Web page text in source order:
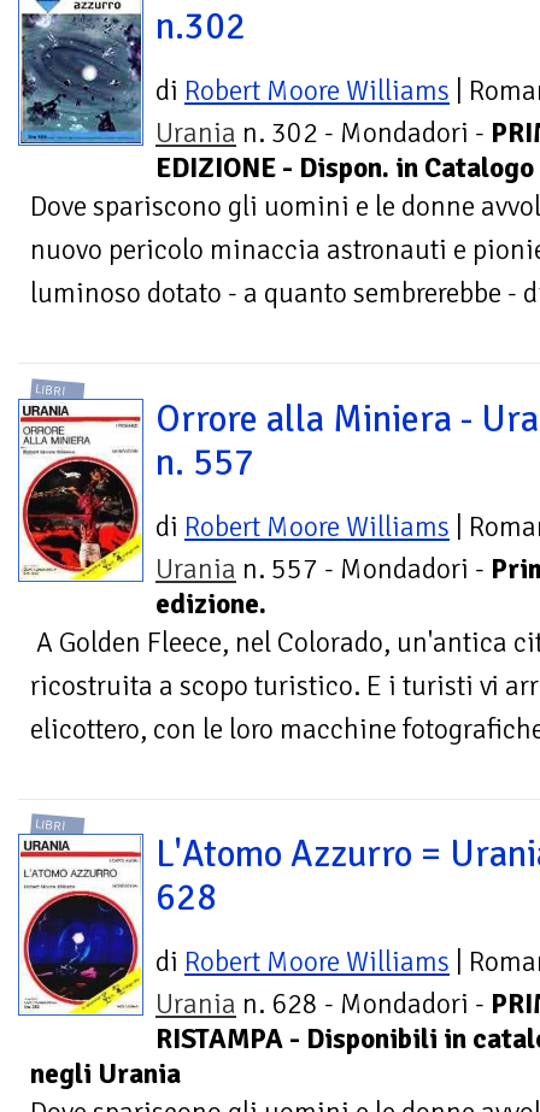
n.302
di Robert Moore Williams |
Urania n. 302 - Mondadori -
EDIZIONE - Dispon. in
Dove spariscono gli uomini e le donne
nuovo pericolo minaccia astronauti e
luminoso dotato - a quanto sembrerebbe -
LIBRI
Orrore alla Miniera -
n. 557
di Robert Moore Williams |
Urania n. 557 - Mondadori -
edizione.
A Golden Fleece, nel Colorado, un'antica
ricostruita a scopo turistico. E i turisti vi
elicottero, con le loro macchine
LIBRI
L'Atomo Azzurro =
628
di Robert Moore Williams |
Urania n. 628 - Mondadori -
RISTAMPA - Disponibili in
negli Urania